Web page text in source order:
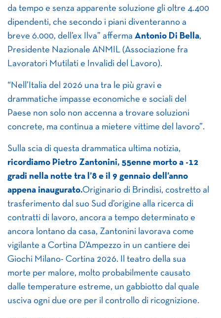
da tempo e senza apparente soluzione gli oltre 4.400
dipendenti, che secondo i piani diventeranno a
breve 6.000, dell’ex Ilva” afferma Antonio Di Bella,
Presidente Nazionale ANMIL (Associazione fra
Lavoratori Mutilati e Invalidi del Lavoro).
“Nell’Italia del 2026 una tra le più gravi e
drammatiche impasse economiche e sociali del
Paese non solo non accenna a trovare soluzioni
concrete, ma continua a mietere vittime del lavoro”.
Sulla scia di questa drammatica ultima notizia,
ricordiamo Pietro Zantonini, 55enne morto a -12
gradi nella notte tra l’8 e il 9 gennaio dell’anno
appena inaugurato.Originario di Brindisi, costretto al
trasferimento dal suo Sud d’origine alla ricerca di
contratti di lavoro, ancora a tempo determinato e
ancora lontano da casa, Zantonini lavorava come
vigilante a Cortina D’Ampezzo in un cantiere dei
Giochi Milano- Cortina 2026. Il teatro della sua
morte per malore, molto probabilmente causato
dalle temperature estreme, un gabbiotto dal quale
usciva ogni due ore per il controllo di ricognizione.